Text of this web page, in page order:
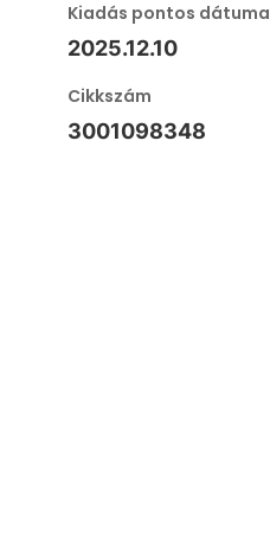
Kiadás pontos dátuma
2025.12.10
Cikkszám
3001098348